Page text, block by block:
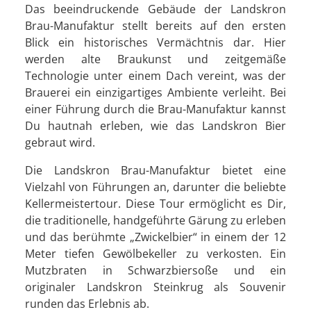
Das beeindruckende Gebäude der Landskron
Brau-Manufaktur stellt bereits auf den ersten
Blick ein historisches Vermächtnis dar. Hier
werden alte Braukunst und zeitgemäße
Technologie unter einem Dach vereint, was der
Brauerei ein einzigartiges Ambiente verleiht. Bei
einer Führung durch die Brau-Manufaktur kannst
Du hautnah erleben, wie das Landskron Bier
gebraut wird.
Die Landskron Brau-Manufaktur bietet eine
Vielzahl von Führungen an, darunter die beliebte
Kellermeistertour. Diese Tour ermöglicht es Dir,
die traditionelle, handgeführte Gärung zu erleben
und das berühmte „Zwickelbier“ in einem der 12
Meter tiefen Gewölbekeller zu verkosten. Ein
Mutzbraten in Schwarzbiersoße und ein
originaler Landskron Steinkrug als Souvenir
runden das Erlebnis ab.